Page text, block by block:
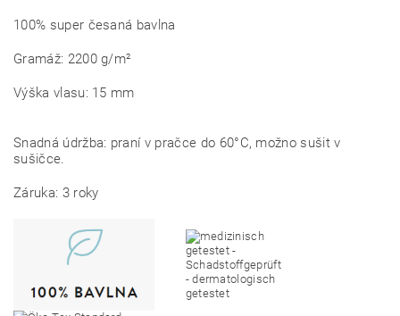
100% super česaná bavlna
Gramáž: 2200 g/m²
Výška vlasu: 15 mm
Snadná údržba: praní v pračce do 60°C, možno sušit v
sušičce.
Záruka: 3 roky